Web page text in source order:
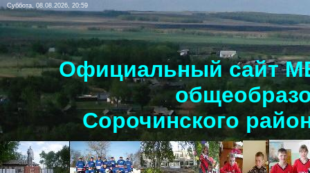
Суббота, 08.08.2026, 20:59
Официальный сайт
Сорочинского